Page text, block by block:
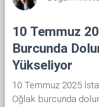
10 Temmuz
Burcunda
Yükseliyor
10 Temmuz 2025
Oğlak burcunda